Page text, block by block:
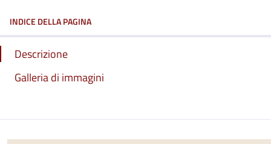
INDICE DELLA PAGINA
Descrizione
Galleria di immagini